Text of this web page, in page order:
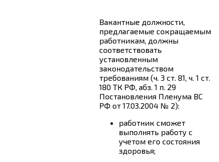
Вакантные должности,
предлагаемые сокращаемым
работникам, должны
соответствовать
установленным
законодательством
требованиям (ч. 3 ст. 81, ч. 1 ст.
180 ТК РФ, абз. 1 п. 29
Постановления Пленума ВС
РФ от 17.03.2004 № 2):
работник сможет
выполнять работу с
учетом его состояния
здоровья;